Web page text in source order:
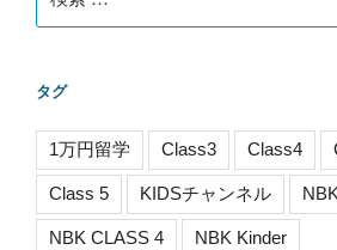
索:
タグ
1万円留学 Class3 Class4
Class 5 KIDSチャンネル
NBK CLASS 4 NBK Kinder